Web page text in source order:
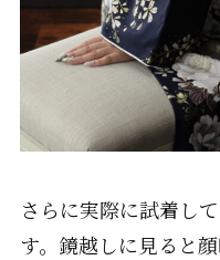
さらに実際に試着し
す。鏡越しに見ると